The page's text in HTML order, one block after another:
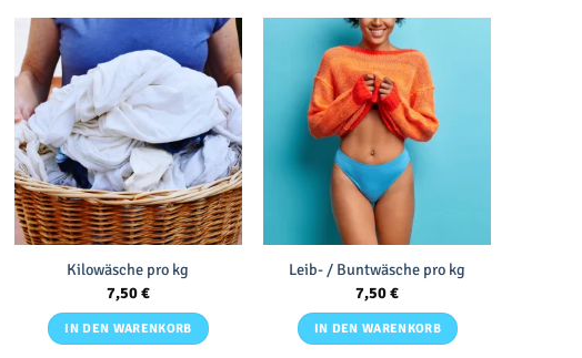
Kilowäsche pro kg
7,50€
IN DEN WARENKORB
Leib- / Buntwäsche pro kg
7,50€
IN DEN WARENKORB